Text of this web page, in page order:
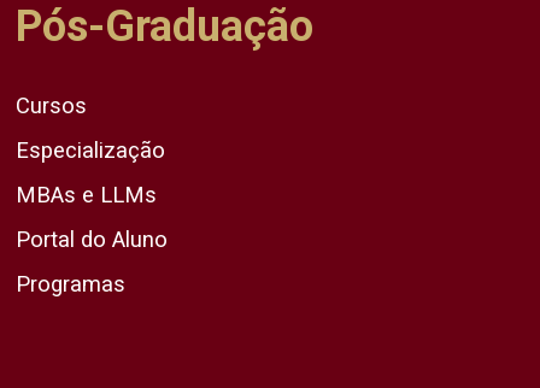
Pós-Graduação
Cursos
Especialização
MBAs e LLMs
Portal do Aluno
Programas